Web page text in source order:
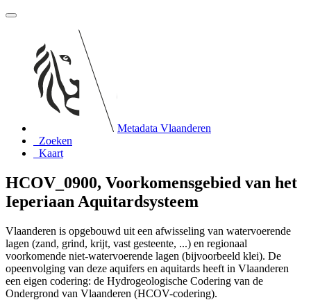
Metadata Vlaanderen
Zoeken
Kaart
HCOV_0900, Voorkomensgebied van het
Ieperiaan Aquitardsysteem
Vlaanderen is opgebouwd uit een afwisseling van watervoerende
lagen (zand, grind, krijt, vast gesteente, ...) en regionaal
voorkomende niet-watervoerende lagen (bijvoorbeeld klei). De
opeenvolging van deze aquifers en aquitards heeft in Vlaanderen
een eigen codering: de Hydrogeologische Codering van de
Ondergrond van Vlaanderen (HCOV-codering).